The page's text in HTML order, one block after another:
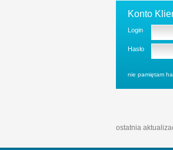
Konto
Login
Hasło
nie pamiętam
ostatnia